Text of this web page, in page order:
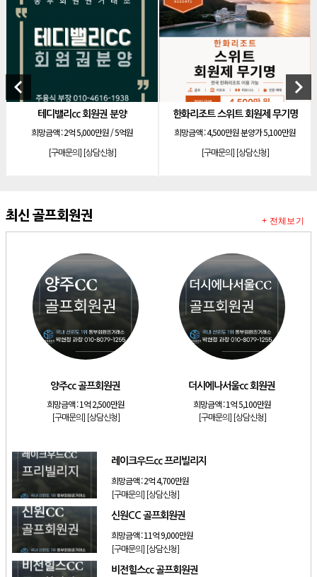
[리조트]
[리조트]소노호텔앤리조트 로얄 등기 기명
[리조트]소노호텔앤리조트 골드 회원제 무기명
[리조트] 소노호텔앤리조트 골드 등기 기명
[리조트]소노호텔앤리조트 스위트 등기 무기명
[리조트]소노호텔앤리조트 스위트 등기 기명
소노호텔앤리조트 이그제큐티브 무기명 회원제
[리조트]소노호텔앤리조트 패밀리 등기 무기명
빌라쥬드 아난티 기명 회원권
[리조트] 안토리조트 가든하우스 77평 등기 기명
[리조트] 소노호텔앤리조트 로얄 회원제 기명
[리조트]소노호텔앤리조트 스위트 등기 기명
금호리조트 28평 등기 기명
양주cc 골프회원권
더시에나서울cc 회원권
레이크우드cc 프리빌리지
keyboard_arrow_left
테디밸리cc 회원권 분양
희망금액 :2억 5,000만원 / 5억원
[구매문의][상담신청]
한화리조트 스위트 회원제 무기명
희망금액 :4,500만원 분양가 5,100만원
[구매문의][상담신청]
keyboard_arrow_right
최신 골프회원권
양주cc 골프회원권
희망금액 :1억 2,500만원
[구매문의] [상담신청]
더시에나서울cc 회원권
희망금액 :1억 5,100만원
[구매문의] [상담신청]
레이크우드cc 프리빌리지
희망금액 :2억 4,700만원
[구매문의] [상담신청]
신원CC 골프회원권
희망금액 :11억 9,000만원
[구매문의] [상담신청]
비전힐스cc 골프회원권
+ 전체보기